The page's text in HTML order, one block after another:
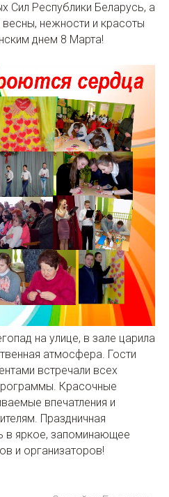
Сил Республики Беларусь, а
нежности и красоты
днем 8 Марта!
на улице, в зале царила
атмосфера. Гости
встречали всех
Красочные
впечатления и
Праздничная
в яркое, запоминающее
и организаторов!